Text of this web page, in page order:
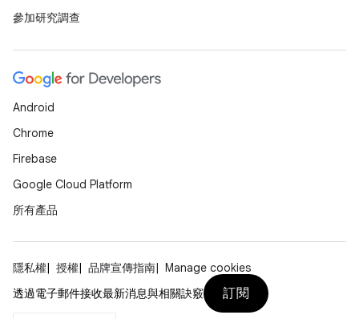
參加研究調查
Android
Chrome
Firebase
Google Cloud Platform
所有產品
隱私權 授權 品牌宣傳指南
Manage cookies
透過電子郵件接收最新消息與相關訣竅
訂閱